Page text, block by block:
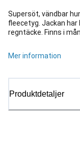
Supersöt, vändbar
fleecetyg. Jackan
regntäcke. Finns i
Mer information
Produktdetaljer